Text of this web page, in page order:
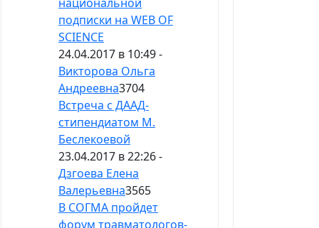
подписки на WEB OF
SCIENCE
24.04.2017 в 10:49 -
Викторова Ольга
Андреевна3704
Встреча с ДААД-
стипендиатом М.
Беслекоевой
23.04.2017 в 22:26 -
Дзгоева Елена
Валерьевна3565
В СОГМА пройдет
форум травматологов-